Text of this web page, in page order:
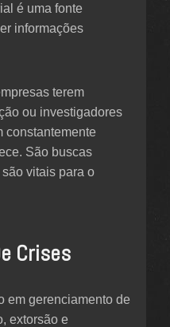
é uma fonte
informações
terem
ou investigadores
constantemente
São buscas
vitais para o
Crises
em gerenciamento de
extorsão e